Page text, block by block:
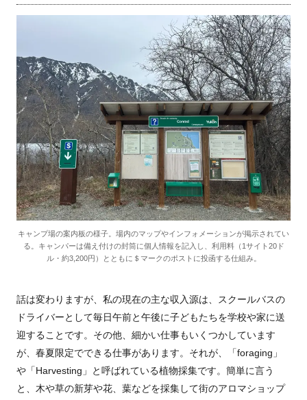
キャンプ場の案内板の様子。場内のマップやインフォメーションが掲示されてい
る。キャンパーは備え付けの封筒に個人情報を記入し、利用料（1サイト20ド
ル・約3,200円）とともに＄マークのポストに投函する仕組み。
話は変わりますが、私の現在の主な収入源は、スクールバスの
ドライバーとして毎日午前と午後に子どもたちを学校や家に送
迎することです。その他、細かい仕事もいくつかしています
が、春夏限定でできる仕事があります。それが、「foraging」
や「Harvesting」と呼ばれている植物採集です。簡単に言う
と、木や草の新芽や花、葉などを採集して街のアロマショップ